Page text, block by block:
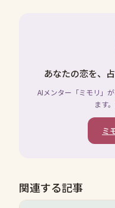
あなたの恋を、
AIメンター「ミモリ」
ます
ミ
関連する記事